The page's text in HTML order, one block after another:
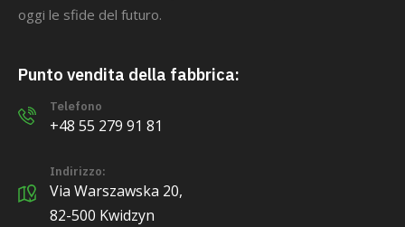
oggi le sfide del futuro.
Punto vendita della fabbrica:
Telefono
+48 55 279 91 81
Indirizzo:
Via Warszawska 20,
82-500 Kwidzyn